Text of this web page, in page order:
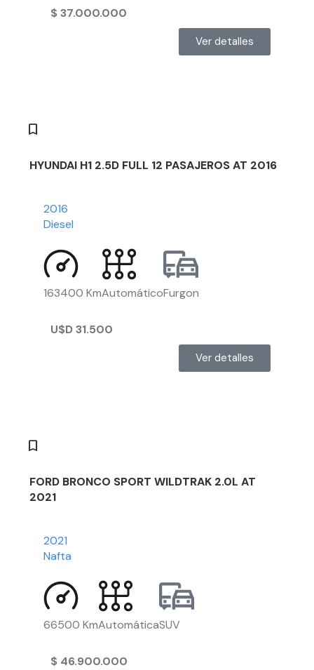
$ 37.000.000
Ver detalles
HYUNDAI H1 2.5D FULL 12 PASAJEROS AT 2016
2016
Diesel
163400 KmAutomáticoFurgon
U$D 31.500
Ver detalles
FORD BRONCO SPORT WILDTRAK 2.0L AT
2021
2021
Nafta
66500 KmAutomáticaSUV
$ 46.900.000